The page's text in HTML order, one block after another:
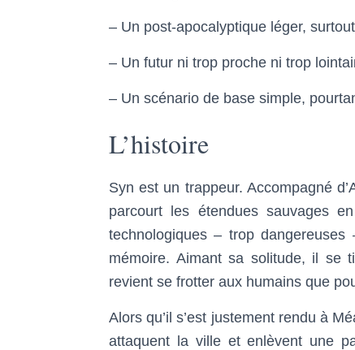
– Un post-apocalyptique léger,
– Un futur ni trop proche ni trop
– Un scénario de base simple,
L’histoire
Syn est un trappeur. Accompagné
parcourt les étendues sauvages
technologiques – trop
mémoire. Aimant sa solitude, il se
revient se frotter aux humains que
Alors qu’il s’est justement rendu à
attaquent la ville et enlèvent une